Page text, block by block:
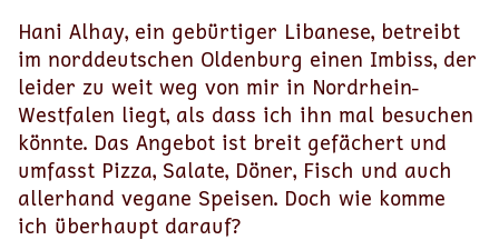
Hani Alhay, ein gebürtiger Libanese, betreibt
im norddeutschen Oldenburg einen Imbiss, der
leider zu weit weg von mir in Nordrhein-
Westfalen liegt, als dass ich ihn mal besuchen
könnte. Das Angebot ist breit gefächert und
umfasst Pizza, Salate, Döner, Fisch und auch
allerhand vegane Speisen. Doch wie komme
ich überhaupt darauf?